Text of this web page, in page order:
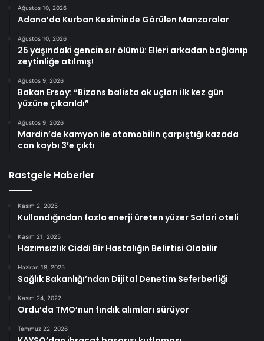
Ağustos 10, 2026
Adana’da Kurban Kesiminde Görülen Manzaralar
Ağustos 10, 2026
25 yaşındaki gencin sır ölümü: Elleri arkadan bağlanıp
zeytinliğe atılmış!
Ağustos 9, 2026
Bakan Ersoy: “Bizans balista ok uçları ilk kez gün
yüzüne çıkarıldı”
Ağustos 9, 2026
Mardin’de kamyon ile otomobilin çarpıştığı kazada
can kaybı 3’e çıktı
Rastgele Haberler
Kasım 2, 2025
Kullandığından fazla enerji üreten yüzer Safari oteli
Kasım 21, 2025
Hazımsızlık Ciddi Bir Hastalığın Belirtisi Olabilir
Haziran 18, 2025
Sağlık Bakanlığı’ndan Dijital Denetim Seferberliği
Kasım 24, 2022
Ordu’da TMO’nun fındık alımları sürüyor
Temmuz 22, 2026